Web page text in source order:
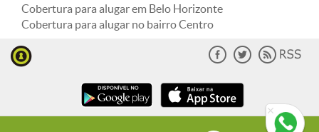
Cobertura para alugar em Belo Horizonte
Cobertura para alugar no bairro Centro